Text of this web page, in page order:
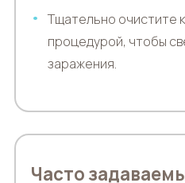
Тщательно очистите
процедурой, чтобы
заражения.
Часто